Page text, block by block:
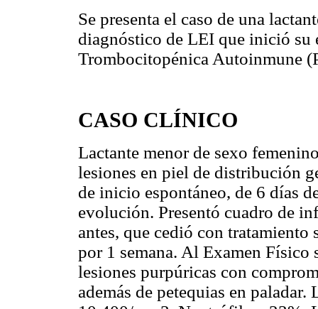
Se presenta el caso de una
diagnóstico de LEI que inició su
Trombocitopénica Autoinmune
CASO CLÍNICO
Lactante menor de sexo
lesiones en piel de distribución
de inicio espontáneo, de 6 días
evolución. Presentó cuadro de
antes, que cedió con
por 1 semana. Al Examen Físico
lesiones purpúricas con
además de petequias en